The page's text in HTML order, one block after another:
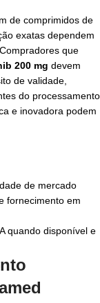
de comprimidos de
exatas dependem
que
200 mg devem
de validade,
do processamento
e inovadora podem
de mercado
fornecimento em
quando disponível e